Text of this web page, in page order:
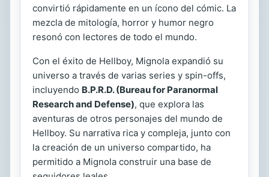
convirtió rápidamente en un ícono del cómic. La
mezcla de mitología, horror y humor negro
resonó con lectores de todo el mundo.
Con el éxito de Hellboy, Mignola expandió su
universo a través de varias series y spin-offs,
incluyendo B.P.R.D. (Bureau for Paranormal
Research and Defense), que explora las
aventuras de otros personajes del mundo de
Hellboy. Su narrativa rica y compleja, junto con
la creación de un universo compartido, ha
permitido a Mignola construir una base de